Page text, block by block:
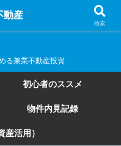
動産
る兼業不動産投資
初心者のススメ
物件内見記録
産活用）
動産
検索